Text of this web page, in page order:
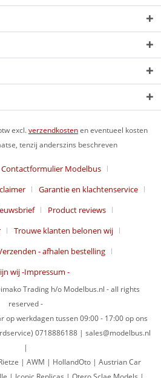
excl.verzendkostenen eventueel kosten
tenzij anderszins beschreven
Contactformulier Modelbus
Garantie en klachtenservice
Product reviews
Trouwe klanten belonen wij
- afhalen bestelling
wij -Impressum -
Trading h/o Modelbus.nl - all rights
reserved -
op werkdagen tussen 09:00 - 17:00 op ons
0718886188 | sales@modelbus.nl
|
| AWM | HollandOto | Austrian Car